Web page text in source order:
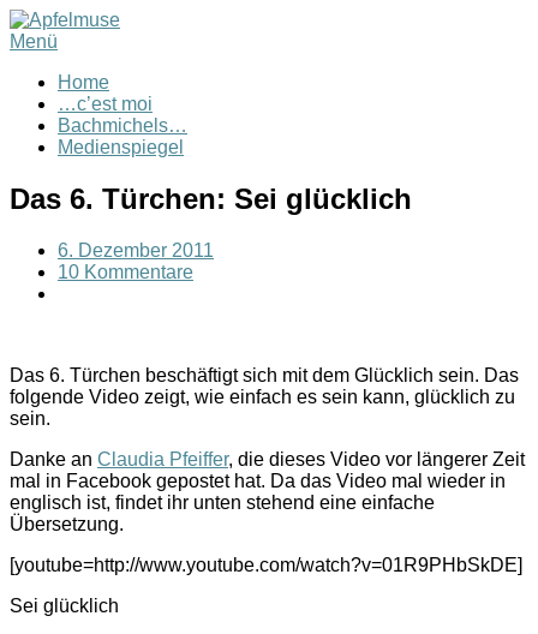
Menü
Home
…c’est moi
Bachmichels…
Medienspiegel
Das 6. Türchen: Sei glücklich
6. Dezember 2011
10 Kommentare
Das 6. Türchen beschäftigt sich mit dem Glücklich sein. Das
folgende Video zeigt, wie einfach es sein kann, glücklich zu
sein.
Danke an Claudia Pfeiffer, die dieses Video vor längerer Zeit
mal in Facebook gepostet hat. Da das Video mal wieder in
englisch ist, findet ihr unten stehend eine einfache
Übersetzung.
[youtube=http://www.youtube.com/watch?v=01R9PHbSkDE]
Sei glücklich